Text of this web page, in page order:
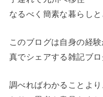
なるべく簡素な暮らし
このブログは自身の経
真でシェアする雑記ブロ
調べればわかることよ